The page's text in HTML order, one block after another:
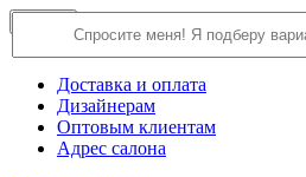
О компании
Доставка и оплата
Дизайнерам
Оптовым клиентам
Адрес салона